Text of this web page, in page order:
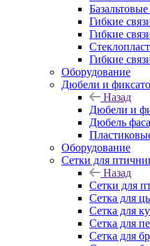
Гибкие
Гибкие
Гибкие
Оборудование
Дюбели и
Назад
Дюбели и
Дюбель
Оборудование
Сетки для
Назад
Сетки для
Сетка для
Сетка для
Сетка для
Сетка для